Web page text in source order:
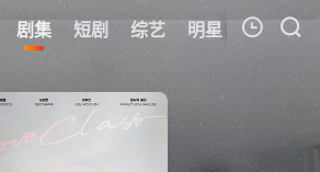
剧集 短剧 综艺 明星 周表